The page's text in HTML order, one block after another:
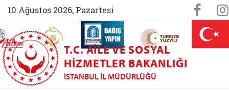
10 Ağustos 2026, Pazartesi
(yeni sekmede açılır)
AİLEM İletişim Merkezi (yeni sekmede açılır)
Aile ve Nüfus On Yılı (yeni sekmede açılır)
Darülaceze bağış sayfası (yeni
T.C. AILE VE SOSYAL
HIZMETLER BAKANLIĞI
İSTANBUL İL MÜDÜRLÜĞÜ